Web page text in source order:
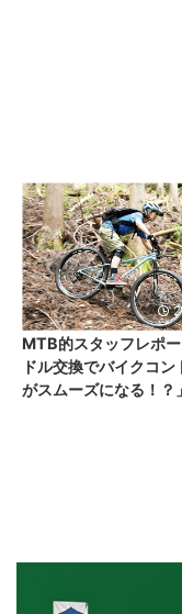
MTB的スタッフレポ
ドル交換でバイクコン
がスムーズになる！？」